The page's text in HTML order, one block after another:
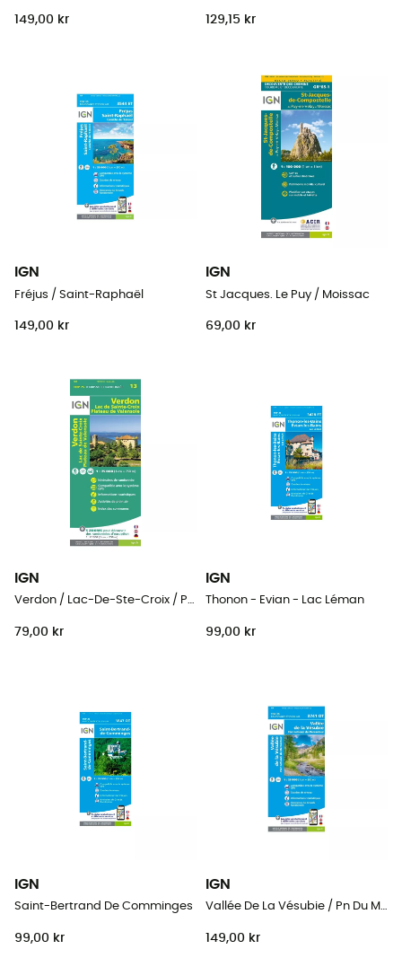
149,00 kr 129,15 kr
IGN
Fréjus / Saint-Raphaël
149,00 kr
IGN
St Jacques. Le Puy / Moissac
69,00 kr
IGN
Verdon / Lac-De-Ste-Croix / Plateau-De-Valensole
79,00 kr
IGN
Thonon - Evian - Lac Léman
99,00 kr
IGN
Saint-Bertrand De Comminges
99,00 kr
IGN
Vallée De La Vésubie / Pn Du Mercantour
149,00 kr